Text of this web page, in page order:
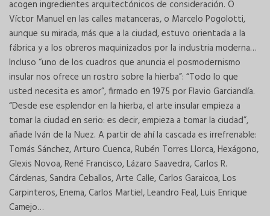
acogen ingredientes arquitectónicos de consideración. O
Víctor Manuel en las calles matanceras, o Marcelo Pogolotti,
aunque su mirada, más que a la ciudad, estuvo orientada a la
fábrica y a los obreros maquinizados por la industria moderna…
Incluso “uno de los cuadros que anuncia el posmodernismo
insular nos ofrece un rostro sobre la hierba”: “Todo lo que
usted necesita es amor”, firmado en 1975 por Flavio Garciandía.
“Desde ese esplendor en la hierba, el arte insular empieza a
tomar la ciudad en serio: es decir, empieza a tomar la ciudad”,
añade Iván de la Nuez. A partir de ahí la cascada es irrefrenable:
Tomás Sánchez, Arturo Cuenca, Rubén Torres Llorca, Hexágono,
Glexis Novoa, René Francisco, Lázaro Saavedra, Carlos R.
Cárdenas, Sandra Ceballos, Arte Calle, Carlos Garaicoa, Los
Carpinteros, Enema, Carlos Martiel, Leandro Feal, Luis Enrique
Camejo…